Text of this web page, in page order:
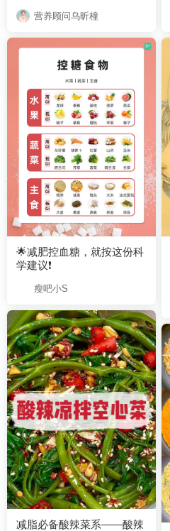
营养顾问乌昕橦
学建议❗
瘦吧小S